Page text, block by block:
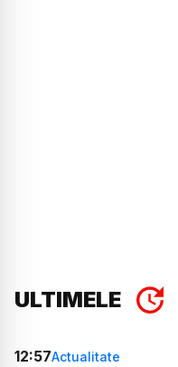
ULTIMELE
12:57Actualitate